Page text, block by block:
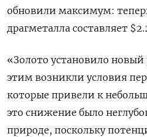
обновили максимум:
драгметалла составляет
«Золото установило новый
этим возникли условия
которые привели к
это снижение было
природе, поскольку